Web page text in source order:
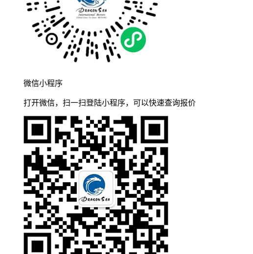
微信小程序
打开微信，扫一扫登陆小程序，可以快速查询报价